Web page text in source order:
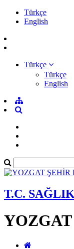
Türkçe
English
Türkçe
Türkçe
English
T.C.